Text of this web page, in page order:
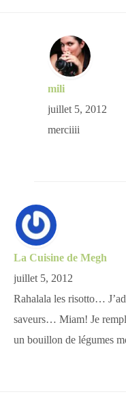
mili
juillet 5, 2012
merciiii
La Cuisine de Megh
juillet 5, 2012
Rahalala les risotto…
saveurs… Miam! Je
un bouillon de légumes